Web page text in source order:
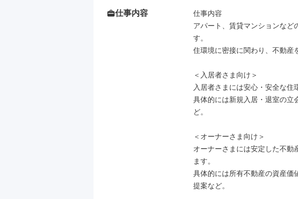
仕事内容
仕事内容
アパート、賃貸マンションなど
す。
住環境に密接に関わり、不動産
＜入居者さま向け＞
入居者さまには安心・安全な住
具体的には新規入居・退室の立
ど。
＜オーナーさま向け＞
オーナーさまには安定した不動
ます。
具体的には所有不動産の資産価
提案など。